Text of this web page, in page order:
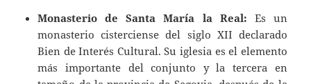
Monasterio de Santa María la Real: Es un
monasterio cisterciense del siglo XII declarado
Bien de Interés Cultural. Su iglesia es el elemento
más importante del conjunto y la tercera en